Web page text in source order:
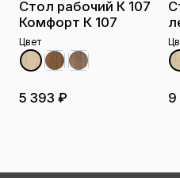
Стол рабочий К 107
Комфорт К 107
Цвет
5 393 ₽ 9